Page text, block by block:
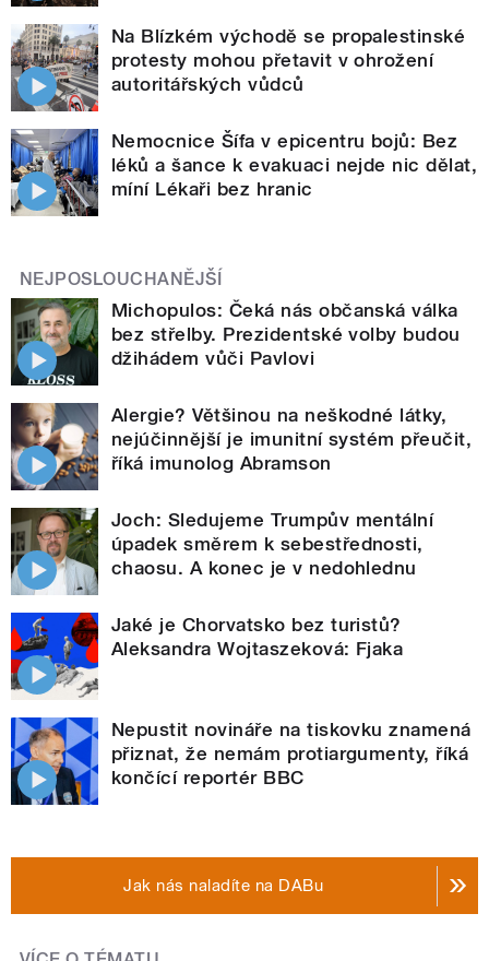
Na Blízkém východě se propalestinské
protesty mohou přetavit v ohrožení
autoritářských vůdců
Nemocnice Šífa v epicentru bojů: Bez
léků a šance k evakuaci nejde nic dělat,
míní Lékaři bez hranic
NEJPOSLOUCHANĚJŠÍ
Michopulos: Čeká nás občanská válka
bez střelby. Prezidentské volby budou
džihádem vůči Pavlovi
Alergie? Většinou na neškodné látky,
nejúčinnější je imunitní systém přeučit,
říká imunolog Abramson
Joch: Sledujeme Trumpův mentální
úpadek směrem k sebestřednosti,
chaosu. A konec je v nedohlednu
Jaké je Chorvatsko bez turistů?
Aleksandra Wojtaszeková: Fjaka
Nepustit novináře na tiskovku znamená
přiznat, že nemám protiargumenty, říká
končící reportér BBC
Jak nás naladíte na DABu